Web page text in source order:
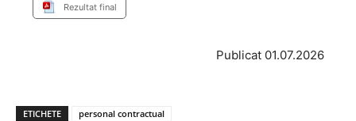
Rezultat final
Publicat 01.07.2026
ETICHETE personal contractual